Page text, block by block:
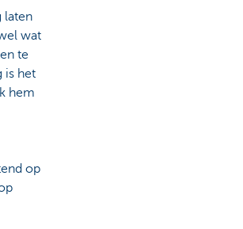
laten
wat
te
is het
hem
op